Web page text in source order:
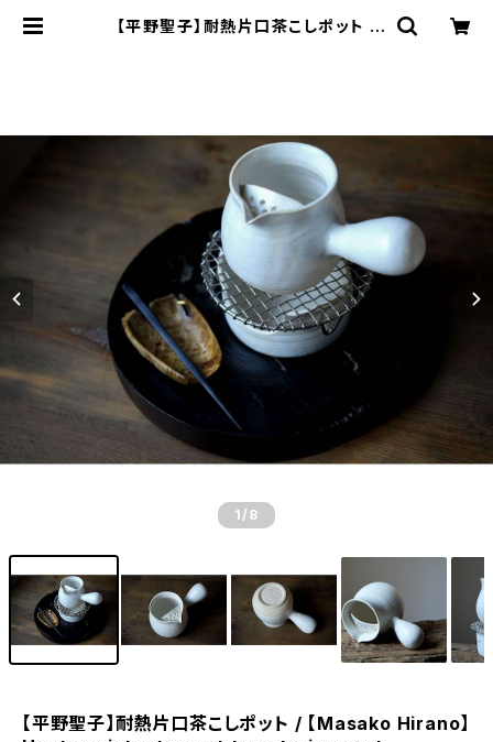
【平野聖子】耐熱片口茶こしポット /
1 /8
【平野聖子】耐熱片口茶こしポット / 【Masako Hirano】